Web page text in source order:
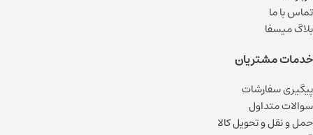
تماس با ما
بلاگ میسفا
خدمات مشتریان
پیگیری سفارشات
سوالات متداول
حمل و نقل و تحویل کالا